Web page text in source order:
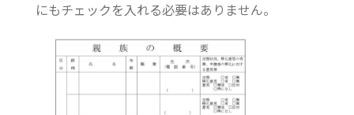
にもチェックを入れる必要はありません。